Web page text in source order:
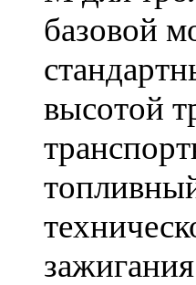
базовой
высотой